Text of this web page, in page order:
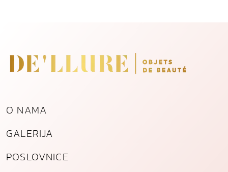
O NAMA
GALERIJA
POSLOVNICE